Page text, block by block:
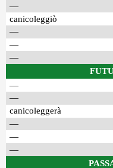
—
canicoleggiò
—
—
—
—
—
canicoleggerà
—
—
—